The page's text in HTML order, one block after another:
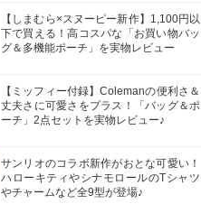
【しまむら×スヌーピー新作】1,100円以
下で買える！高コスパな「お買い物バッ
グ＆多機能ポーチ」を実物レビュー
【ミッフィー付録】Colemanの便利さ＆
丈夫さに可愛さをプラス！「バッグ＆ポ
ーチ」2点セットを実物レビュー♪
サンリオのコラボ新作がおとな可愛い！
ハローキティやシナモロールのTシャツ
やチャームなど全9型が登場♪